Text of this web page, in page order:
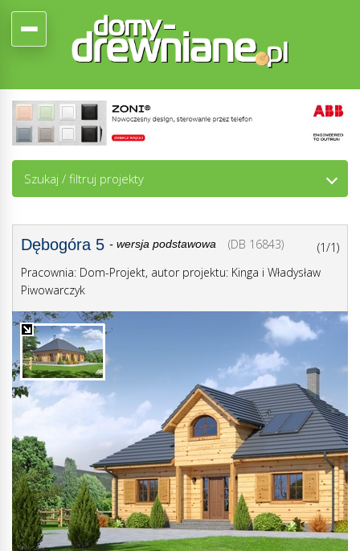
Szukaj / filtruj projekty
Dębogóra 5 - wersja podstawowa (DB 16843)
(1/1)
Pracownia: Dom-Projekt, autor projektu: Kinga i Władysław
Piwowarczyk